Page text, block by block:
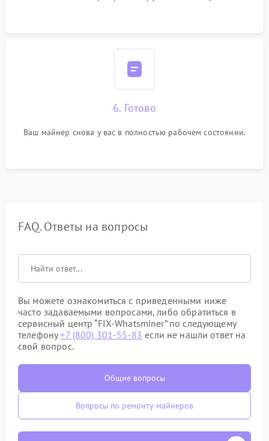
6. Готово
Ваш майнер снова у вас в полностью рабочем состоянии.
FAQ. Ответы на вопросы
Вы можете ознакомиться с приведенными ниже
часто задаваемыми вопросами, либо обратиться в
сервисный центр “FIX-Whatsminer” по следующему
телефону+7 (800) 301-55-83 если не нашли ответ на
свой вопрос.
Общие вопросы
Вопросы по ремонту майнеров